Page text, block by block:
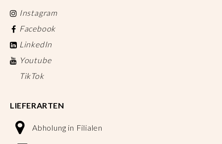
Instagram
Facebook
LinkedIn
Youtube
TikTok
LIEFERARTEN
Abholung in Filialen